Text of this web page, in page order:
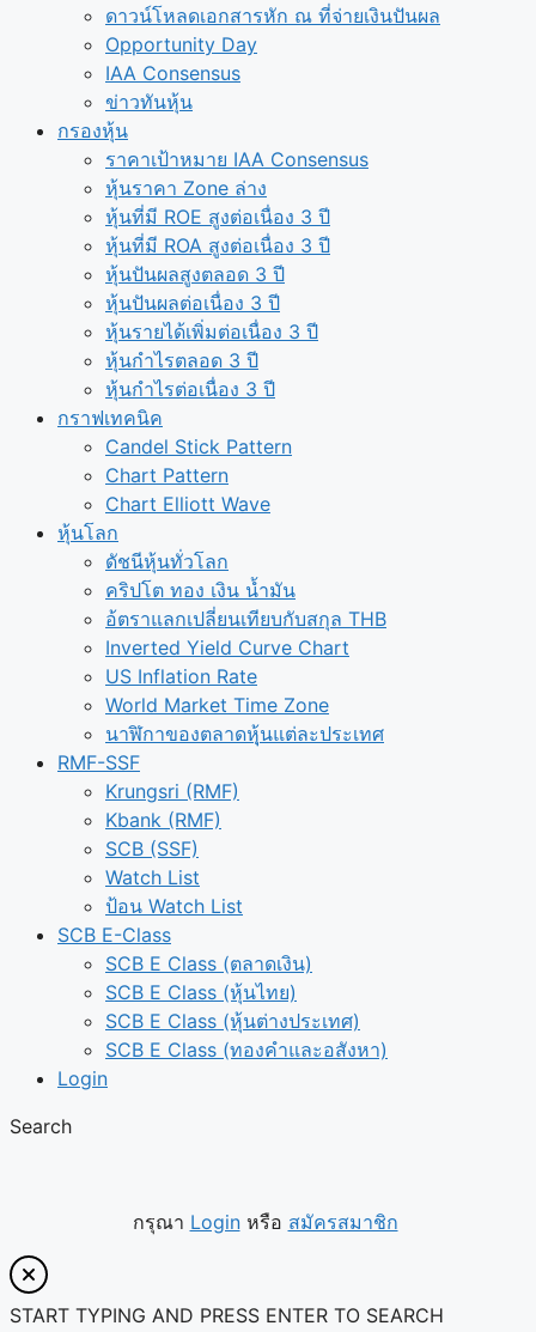
ดาวน์โหลดเอกสารหัก ณ ที่จ่ายเงินปันผล
Opportunity Day
IAA Consensus
ข่าวทันหุ้น
กรองหุ้น
ราคาเป้าหมาย IAA Consensus
หุ้นราคา Zone ล่าง
หุ้นที่มี ROE สูงต่อเนื่อง 3 ปี
หุ้นที่มี ROA สูงต่อเนื่อง 3 ปี
หุ้นปันผลสูงตลอด 3 ปี
หุ้นปันผลต่อเนื่อง 3 ปี
หุ้นรายได้เพิ่มต่อเนื่อง 3 ปี
หุ้นกำไรตลอด 3 ปี
หุ้นกำไรต่อเนื่อง 3 ปี
กราฟเทคนิค
Candel Stick Pattern
Chart Pattern
Chart Elliott Wave
หุ้นโลก
ดัชนีหุ้นทั่วโลก
คริปโต ทอง เงิน น้ำมัน
อ้ตราแลกเปลี่ยนเทียบกับสกุล THB
Inverted Yield Curve Chart
US Inflation Rate
World Market Time Zone
นาฬิกาของตลาดหุุ้นแต่ละประเทศ
RMF-SSF
Krungsri (RMF)
Kbank (RMF)
SCB (SSF)
Watch List
ป้อน Watch List
SCB E-Class
SCB E Class (ตลาดเงิน)
SCB E Class (หุ้นไทย)
SCB E Class (หุ้นต่างประเทศ)
SCB E Class (ทองคำและอสังหา)
Login
Search
กรุณา Loginหรือ สมัครสมาชิก
START TYPING AND PRESS ENTER TO SEARCH